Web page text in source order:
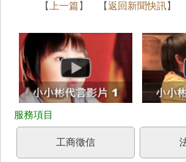
【 上一篇 】 【返回新聞快訊】
工商徵信